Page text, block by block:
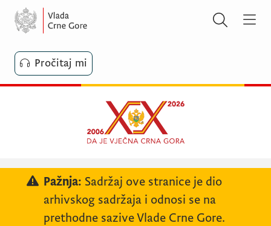
Pročitaj mi
Pažnja: Sadržaj ove stranice je dio
arhivskog sadržaja i odnosi se na
prethodne sazive Vlade Crne Gore.